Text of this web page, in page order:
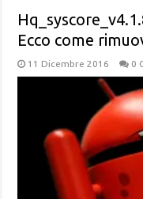
Ecco come
11 Dicembre 2016 0